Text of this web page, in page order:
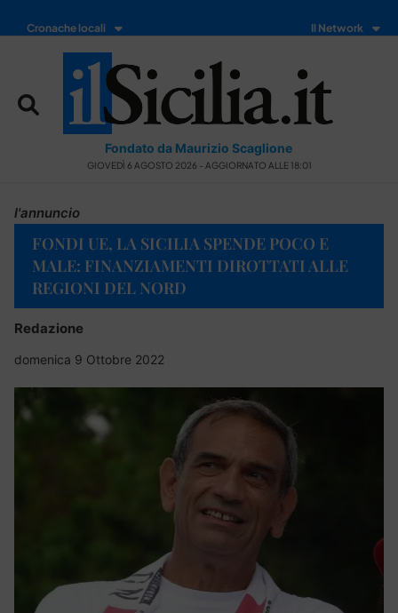
Cronache locali Il Network
Fondato da Maurizio Scaglione
GIOVEDÌ 6 AGOSTO 2026 - AGGIORNATO ALLE 18:01
l'annuncio
FONDI UE, LA SICILIA SPENDE POCO E
MALE: FINANZIAMENTI DIROTTATI ALLE
REGIONI DEL NORD
Redazione
domenica 9 Ottobre 2022